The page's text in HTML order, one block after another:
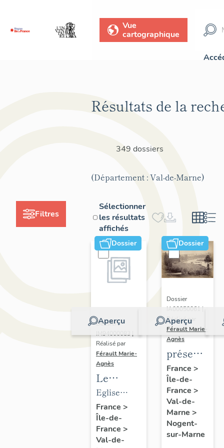
Vue
cartographique
Filtres
Résultats de la
349 dossiers
(Département : Val-de-Marne)
Sélectionner
les résultats
affichés
Dossier
Aperçu
Dossier
IM94000083 |
Réalisé par
Férault Marie-
Agnès
Le
mobilier
de
l'église
paroissiale
Eglise
paroissiale
Saint-
Gervais,
France >
Île-de-
France >
Val-de-
Dossier
Aperçu
Dossier
IA00050061 |
Réalisé par
Férault Marie-
Agnès
de la
commune
de
Nogent-
sur-
Marne
France >
Île-de-
France >
Val-de-
Marne >
Nogent-
sur-Marne